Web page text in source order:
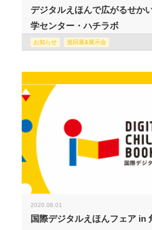
デジタルえほんで広がるせか
学センター・ハチラボ
お知らせ 巡回展&展示会
2020.08.01
国際デジタルえほんフェア in